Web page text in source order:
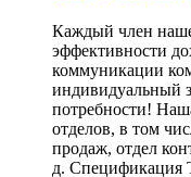
Каждый член
эффективности
коммуникации
индивидуальный
потребности!
отделов, в том
продаж, отдел
д. Спецификация